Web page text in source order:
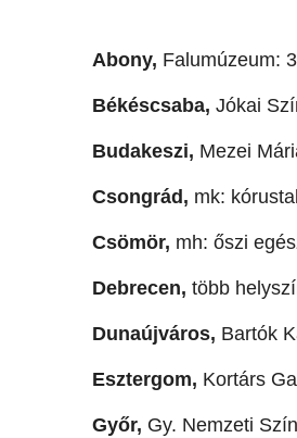
Abony, Falumúzeum:
Békéscsaba, Jókai
Budakeszi, Mezei
Csongrád, mk:
Csömör, mh: őszi
Debrecen, több
Dunaújváros, Bartók
Esztergom, Kortárs
Győr, Gy. Nemzeti